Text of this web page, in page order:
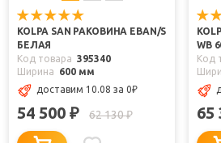
KOLPA SAN РАКОВИНА EBAN/S
БЕЛАЯ
Код товара 395340
Ширина
600 мм
доставим 10.08 за 0₽
54 500 ₽ 62 130₽
WB
Код
65